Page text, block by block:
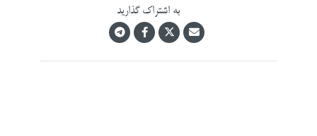
به اشتراک گذارید